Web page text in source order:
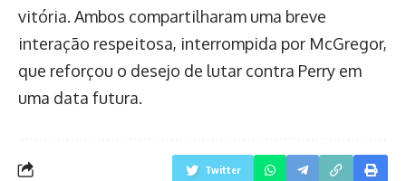
vitória. Ambos compartilharam uma breve
interação respeitosa, interrompida por McGregor,
que reforçou o desejo de lutar contra Perry em
uma data futura.
Twitter